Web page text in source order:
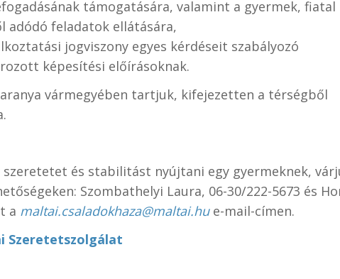
támogatására, valamint a gyermek, fiatal
feladatok ellátására,
jogviszony egyes kérdéseit szabályozó
képesítési előírásoknak.
vármegyében tartjuk, kifejezetten a térségből
szeretetet és stabilitást nyújtani egy gyermeknek,
Szombathelyi Laura, 06-30/222-5673 és
a maltai.csaladokhaza@maltai.hu e-mail-címen.
Szeretetszolgálat